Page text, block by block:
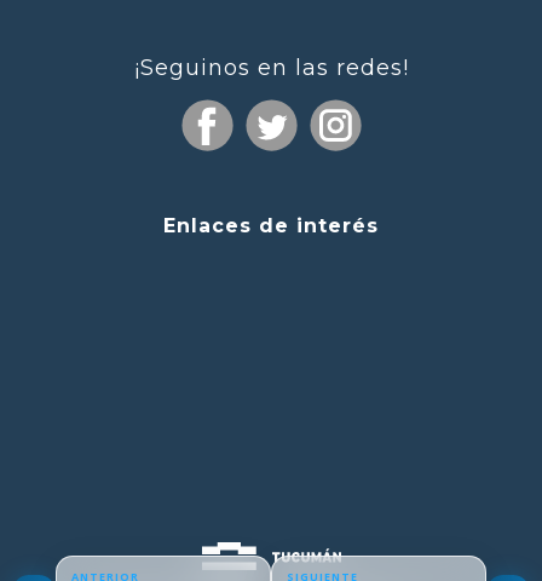
¡Seguinos en las redes!
Enlaces de interés
ANTERIOR SIGUIENTE